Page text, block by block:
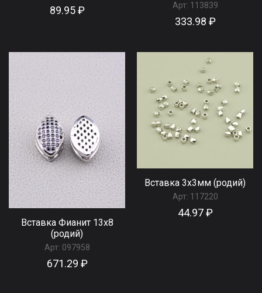
89.95 ₽ Арт: 113839
333.98 ₽
Вставка Фианит 13х8
(родий)
Арт: 097958
671.29 ₽
Вставка 3х3мм (родий)
Арт: 117220
44.97 ₽